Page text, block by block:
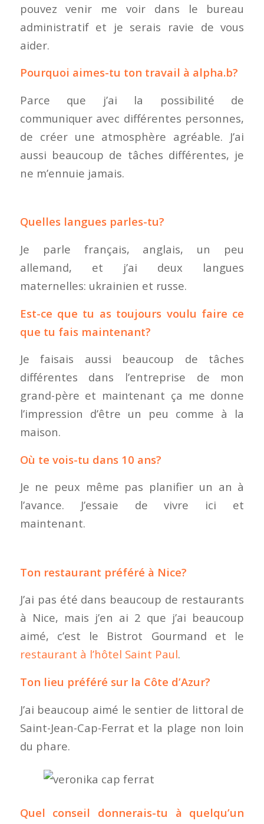
pouvez venir me voir dans le bureau
administratif et je serais ravie de vous
aider.
Pourquoi aimes-tu ton travail à alpha.b?
Parce que j’ai la possibilité de
communiquer avec différentes personnes,
de créer une atmosphère agréable. J’ai
aussi beaucoup de tâches différentes, je
ne m’ennuie jamais.
Quelles langues parles-tu?
Je parle français, anglais, un peu
allemand, et j’ai deux langues
maternelles: ukrainien et russe.
Est-ce que tu as toujours voulu faire ce
que tu fais maintenant?
Je faisais aussi beaucoup de tâches
différentes dans l’entreprise de mon
grand-père et maintenant ça me donne
l’impression d’être un peu comme à la
maison.
Où te vois-tu dans 10 ans?
Je ne peux même pas planifier un an à
l’avance. J’essaie de vivre ici et
maintenant.
Ton restaurant préféré à Nice?
J’ai pas été dans beaucoup de restaurants
à Nice, mais j’en ai 2 que j’ai beaucoup
aimé, c’est le Bistrot Gourmand et le
restaurant à l’hôtel Saint Paul.
Ton lieu préféré sur la Côte d’Azur?
J’ai beaucoup aimé le sentier de littoral de
Saint-Jean-Cap-Ferrat et la plage non loin
du phare.
Quel conseil donnerais-tu à quelqu’un